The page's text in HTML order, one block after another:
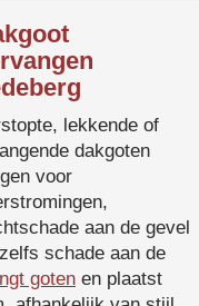
lekkende of
dakgoten
voor
aan de gevel
schade aan de
goten en plaatst